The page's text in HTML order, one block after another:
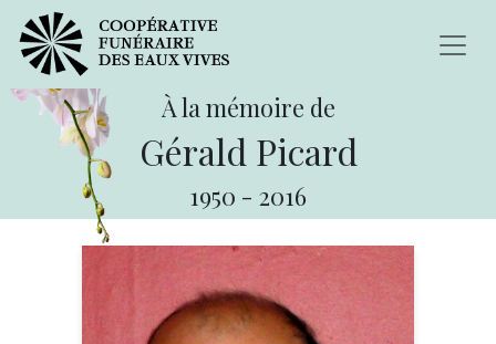
À la mémoire de
Gérald Picard
1950 - 2016